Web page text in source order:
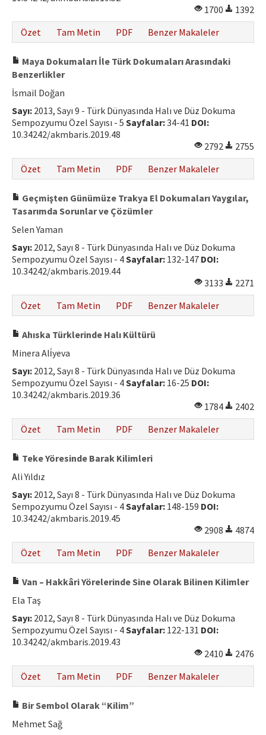
1700
1392
Özet
Tam Metin PDF Benzer Makaleler
Maya Dokumaları İle Türk Dokumaları Arasındaki
Benzerlikler
İsmail Doğan
Sayı: 2013, Sayı 9 - Türk Dünyasında Halı ve Düz Dokuma
Sempozyumu Özel Sayısı - 5 Sayfalar:34-41 DOI:
10.34242/akmbaris.2019.48
2792
2755
Özet
Tam Metin PDF Benzer Makaleler
Geçmişten Günümüze Trakya El Dokumaları Yaygılar,
Tasarımda Sorunlar ve Çözümler
Selen Yaman
Sayı: 2012, Sayı 8 - Türk Dünyasında Halı ve Düz Dokuma
Sempozyumu Özel Sayısı - 4Sayfalar: 132-147 DOI:
10.34242/akmbaris.2019.44
3133
2271
Özet
Tam Metin PDF Benzer Makaleler
Ahıska Türklerinde Halı Kültürü
Minera Ali̇yeva
Sayı: 2012, Sayı 8 - Türk Dünyasında Halı ve Düz Dokuma
Sempozyumu Özel Sayısı - 4Sayfalar: 16-25 DOI:
10.34242/akmbaris.2019.36
1784
2402
Özet
Tam Metin PDF Benzer Makaleler
Teke Yöresinde Barak Kilimleri
Ali Yıldız
Sayı: 2012, Sayı 8 - Türk Dünyasında Halı ve Düz Dokuma
Sempozyumu Özel Sayısı - 4Sayfalar: 148-159 DOI:
10.34242/akmbaris.2019.45
2908
4874
Özet
Tam Metin PDF Benzer Makaleler
Van – Hakkâri Yörelerinde Sine Olarak Bilinen Kilimler
Ela Taş
Sayı: 2012, Sayı 8 - Türk Dünyasında Halı ve Düz Dokuma
Sempozyumu Özel Sayısı - 4Sayfalar: 122-131 DOI:
10.34242/akmbaris.2019.43
2410
2476
Özet
Tam Metin PDF Benzer Makaleler
Bir Sembol Olarak “Kilim”
Mehmet Sağ